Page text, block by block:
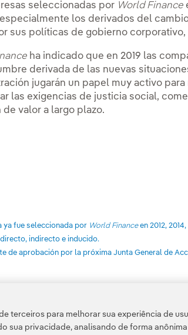
seleccionadas por World Finance
los derivados del
sus políticas de gobierno
ha indicado que en 2019 las
derivada de las nuevas
jugarán un papel muy activo
las exigencias de justicia social,
de valor a largo plazo.
ya fue seleccionada por World Financeen 2012, 2014,
indirecto e inducido.
de aprobación por la próxima Junta General de
informação legal
terceiros para melhorar sua experiência de
sua privacidade, analisando de forma